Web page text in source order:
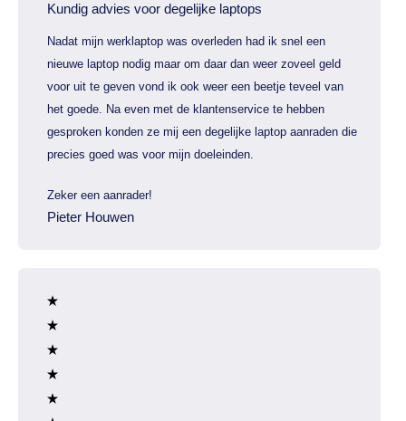
Kundig advies voor degelijke laptops
Nadat mijn werklaptop was overleden had ik snel een
nieuwe laptop nodig maar om daar dan weer zoveel geld
voor uit te geven vond ik ook weer een beetje teveel van
het goede. Na even met de klantenservice te hebben
gesproken konden ze mij een degelijke laptop aanraden die
precies goed was voor mijn doeleinden.
Zeker een aanrader!
Pieter Houwen